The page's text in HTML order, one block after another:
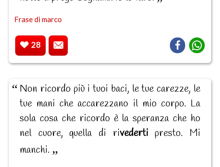
Frase di marco
28
Non ricordo più i tuoi baci, le tue carezze, le
tue mani che accarezzano il mio corpo. La
sola cosa che ricordo è la speranza che ho
nel cuore, quella di rivederti presto. Mi
manchi.